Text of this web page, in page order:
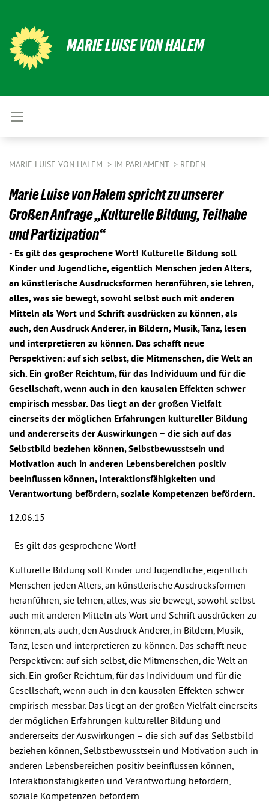
MARIE LUISE VON HALEM
MARIE LUISE VON HALEM IM PARLAMENT REDEN
Marie Luise von Halem spricht zu unserer
Großen Anfrage „Kulturelle Bildung, Teilhabe
und Partizipation“
- Es gilt das gesprochene Wort! Kulturelle Bildung soll
Kinder und Jugendliche, eigentlich Menschen jeden Alters,
an künstlerische Ausdrucksformen heranführen, sie lehren,
alles, was sie bewegt, sowohl selbst auch mit anderen
Mitteln als Wort und Schrift ausdrücken zu können, als
auch, den Ausdruck Anderer, in Bildern, Musik, Tanz, lesen
und interpretieren zu können. Das schafft neue
Perspektiven: auf sich selbst, die Mitmenschen, die Welt an
sich. Ein großer Reichtum, für das Individuum und für die
Gesellschaft, wenn auch in den kausalen Effekten schwer
empirisch messbar. Das liegt an der großen Vielfalt
einerseits der möglichen Erfahrungen kultureller Bildung
und andererseits der Auswirkungen – die sich auf das
Selbstbild beziehen können, Selbstbewusstsein und
Motivation auch in anderen Lebensbereichen positiv
beeinflussen können, Interaktionsfähigkeiten und
Verantwortung befördern, soziale Kompetenzen befördern.
12.06.15 –
- Es gilt das gesprochene Wort!
Kulturelle Bildung soll Kinder und Jugendliche, eigentlich
Menschen jeden Alters, an künstlerische Ausdrucksformen
heranführen, sie lehren, alles, was sie bewegt, sowohl selbst
auch mit anderen Mitteln als Wort und Schrift ausdrücken zu
können, als auch, den Ausdruck Anderer, in Bildern, Musik,
Tanz, lesen und interpretieren zu können. Das schafft neue
Perspektiven: auf sich selbst, die Mitmenschen, die Welt an
sich. Ein großer Reichtum, für das Individuum und für die
Gesellschaft, wenn auch in den kausalen Effekten schwer
empirisch messbar. Das liegt an der großen Vielfalt einerseits
der möglichen Erfahrungen kultureller Bildung und
andererseits der Auswirkungen – die sich auf das Selbstbild
beziehen können, Selbstbewusstsein und Motivation auch in
anderen Lebensbereichen positiv beeinflussen können,
Interaktionsfähigkeiten und Verantwortung befördern,
soziale Kompetenzen befördern.